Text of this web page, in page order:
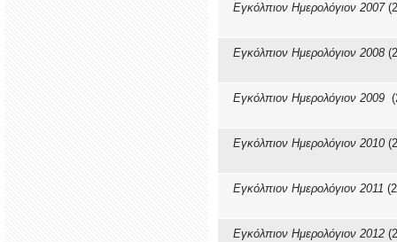
Εγκόλπιον Ημερολόγιον 2007
Εγκόλπιον Ημερολόγιον 2008
Εγκόλπιον Ημερολόγιον 2009
Εγκόλπιον Ημερολόγιον 2010
Εγκόλπιον Ημερολόγιον 2011
Εγκόλπιον Ημερολόγιον 2012